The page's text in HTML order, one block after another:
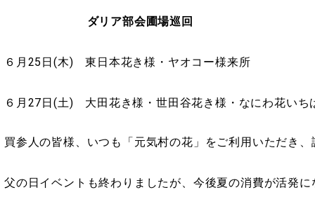
ダリア部会圃場巡回
６月25日(木) 東日本花き様・ヤオコー様来所
６月27日(土) 大田花き様・世田谷花き様・なにわ花いち
買参人の皆様、いつも「元気村の花」をご利用いただき、
父の日イベントも終わりましたが、今後夏の消費が活発に